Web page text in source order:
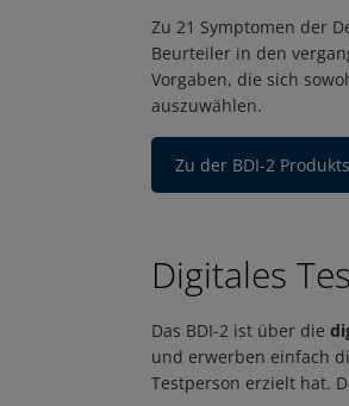
Zu 21 Symptomen der
Beurteiler in den
Vorgaben, die sich
auszuwählen.
Zu der BDI-2
Digitales
Das BDI-2 ist über die
und erwerben einfach
Testperson erzielt hat.